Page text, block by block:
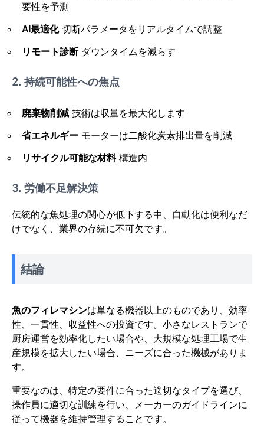
要性を予測
AI最適化切断パラメータをリアルタイムで調整
リモート診断ダウンタイムを減らす
2. 持続可能性への焦点
廃棄物削減 技術は収量を最大化します
省エネルギー モーターは二酸化炭素排出量を削減
リサイクル可能な材料構造内
3. 労働不足解決策
伝統的な魚処理の関心が低下する中、自動化は便利なだ
けでなく、業界の存続に不可欠です。
結論
魚のフィレマシンは単なる機器以上のものであり、効率
性、一貫性、収益性への投資です。小さなレストランで
厨房運営を効率化したい場合や、大規模な処理工場で生
産規模を拡大したい場合、ニーズに合った機械がありま
す。
重要なのは、特定の要件に合った適切なタイプを選び、
操作員に適切な訓練を行い、メーカーのガイドラインに
従って機器を維持管理することです。